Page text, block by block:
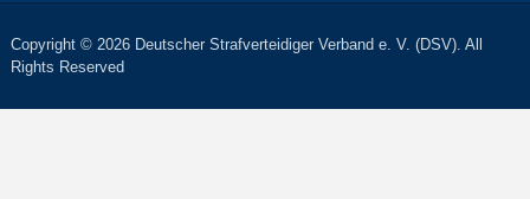
Copyright © 2026 Deutscher Strafverteidiger Verband e. V. (DSV). All
Rights Reserved